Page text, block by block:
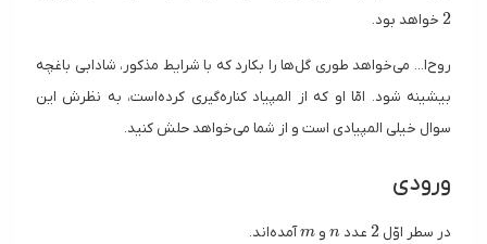
2
2 خواهد بود.
روح‌ا... می‌خواهد طوری گل‌ها را بکارد که با شرایط مذکور، شادابی باغچه
بیشینه شود. امّا او که از المپیاد کناره‌گیری کرده‌است، به نظرش این
سوال خیلی المپیادی است و از شما می‌خواهد حلش کنید.
ورودی
در سطر اوّل 2
2 عدد
n
n و
m
mآمده‌اند.